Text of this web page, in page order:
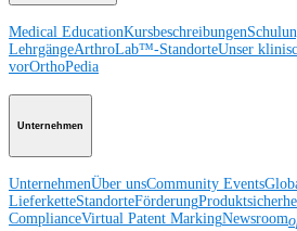
Medical EducationKursbeschreibungen
LehrgängeArthroLab™-StandorteUnser
vorOrthoPedia
Unternehmen
UnternehmenÜber unsCommunity Events
LieferketteStandorteFörderung
ComplianceVirtual Patent MarkingNewsroom